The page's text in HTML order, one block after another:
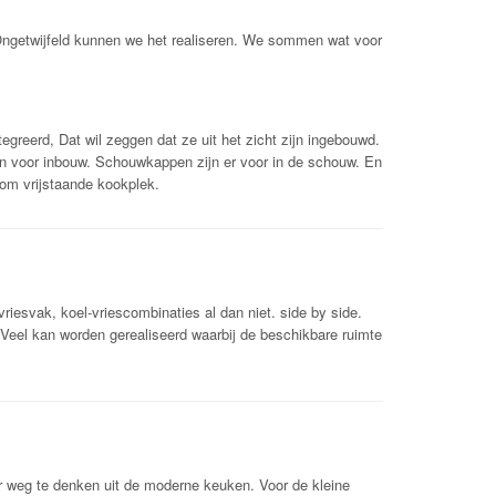
kunnen we het realiseren. We sommen wat voor
Dat wil zeggen dat ze uit het zicht zijn ingebouwd.
inbouw. Schouwkappen zijn er voor in de schouw. En
vrijstaande kookplek.
koel-vriescombinaties al dan niet. side by side.
kan worden gerealiseerd waarbij de beschikbare ruimte
te denken uit de moderne keuken. Voor de kleine